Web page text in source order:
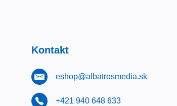
Kontakt
eshop@albatrosmedia.sk
+421 940 648 633